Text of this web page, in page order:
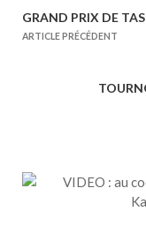
N
t
i
GRAND PRIX DE
ARTICLE PRÉCÉDENT